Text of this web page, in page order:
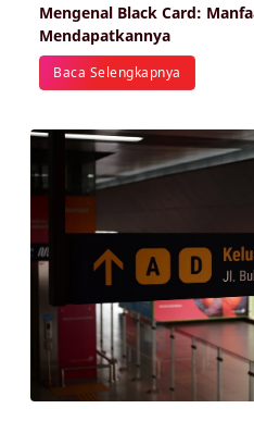
Mengenal Black Card:
Mendapatkannya
Baca Selengkapnya